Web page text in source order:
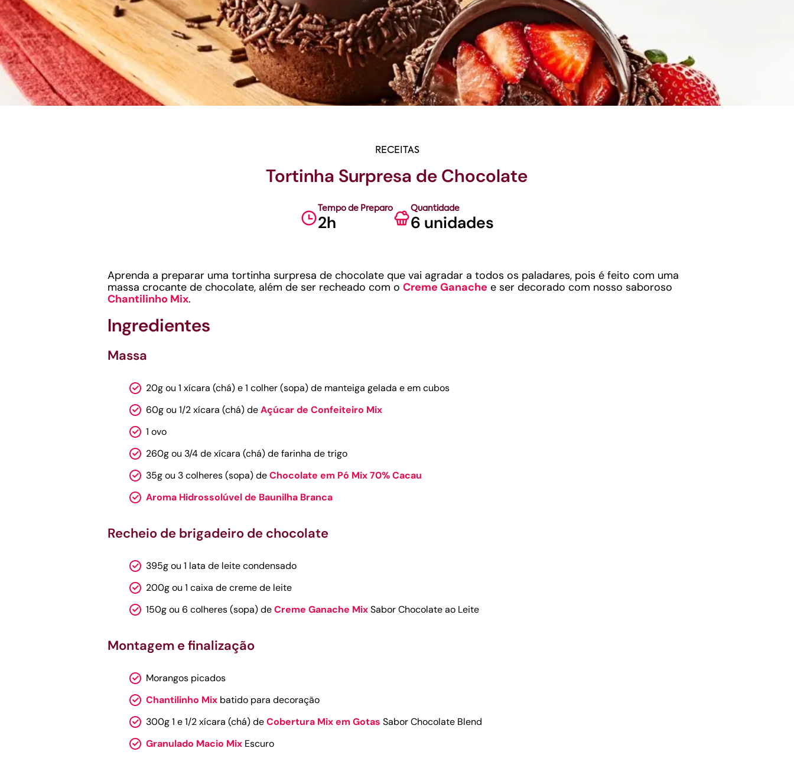
RECEITAS
Tortinha Surpresa de Chocolate
Tempo de Preparo
2h
Quantidade
6 unidades
Aprenda a preparar uma tortinha surpresa de chocolate que vai agradar a todos os paladares, pois é feito com uma
massa crocante de chocolate, além de ser recheado com o Creme Ganache e ser decorado com nosso saboroso
Chantilinho Mix.
Ingredientes
Massa
20g ou 1 xícara (chá) e 1 colher (sopa) de manteiga gelada e em cubos
60g ou 1/2 xícara (chá) deAçúcar de Confeiteiro Mix
1 ovo
260g ou 3/4 de xícara (chá) de farinha de trigo
35g ou 3 colheres (sopa) deChocolate em Pó Mix 70% Cacau
Aroma Hidrossolúvel de Baunilha Branca
Recheio de brigadeiro de chocolate
395g ou 1 lata de leite condensado
200g ou 1 caixa de creme de leite
150g ou 6 colheres (sopa) deCreme Ganache MixSabor Chocolate ao Leite
Montagem e finalização
Morangos picados
Chantilinho Mix batido para decoração
300g 1 e 1/2 xícara (chá) deCobertura Mix em Gotas Sabor Chocolate Blend
Granulado Macio Mix Escuro